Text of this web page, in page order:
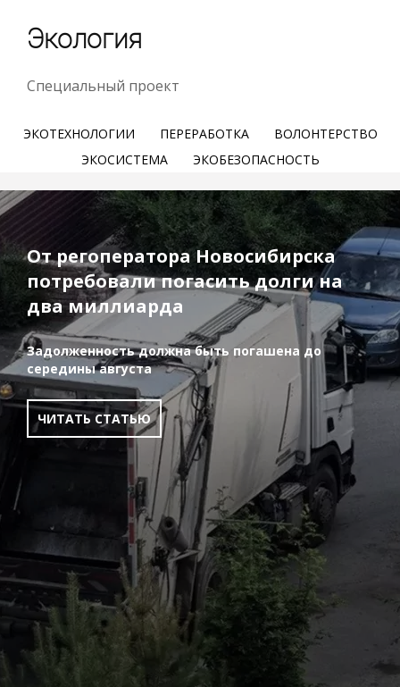
Экология
Специальный проект
ЭКОТЕХНОЛОГИИ ПЕРЕРАБОТКА
ВОЛОНТЕРСТВО
ЭКОСИСТЕМА
ЭКОБЕЗОПАСНОСТЬ
От регоператора Новосибирска
потребовали погасить долги на
два миллиарда
Задолженность должна быть погашена до
середины августа
ЧИТАТЬ СТАТЬЮ